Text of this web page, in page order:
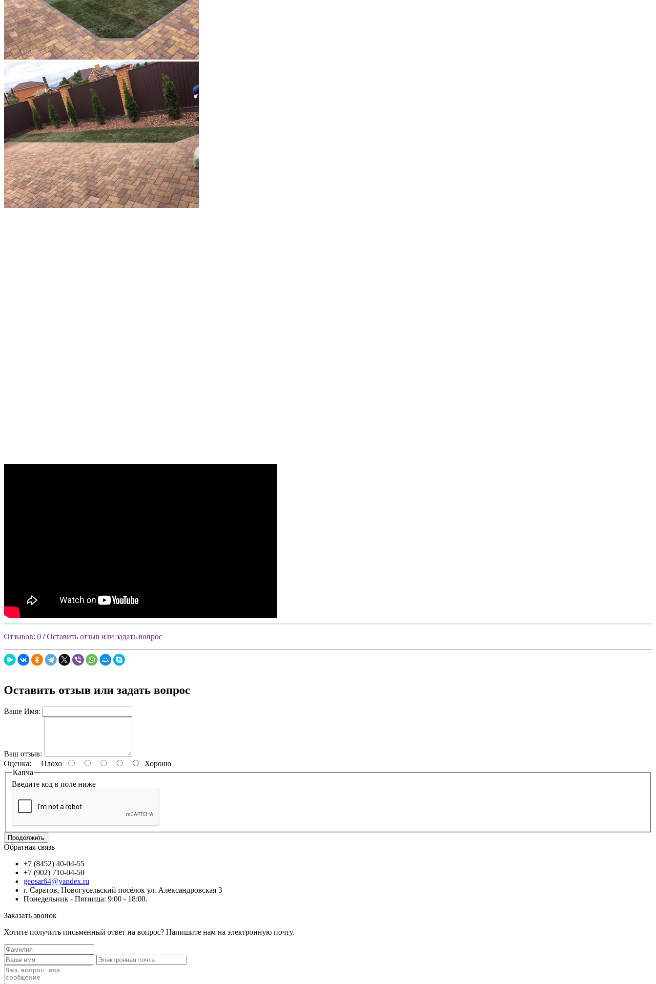
Отзывов: 0 /Оставить отзыв или задать вопрос
Оставить отзыв или задать вопрос
Ваше Имя:
Ваш отзыв:
Оценка: Плохо
Хорошо
Капча
Введите код в поле ниже
Продолжить
Обратная связь
+7 (8452) 40-04-55
+7 (902) 710-04-50
geosar64@yandex.ru
г. Саратов, Новогусельский посёлок ул. Александровская 3
Понедельник - Пятница: 9:00 - 18:00.
Заказать звонок
Хотите получить письменный ответ на вопрос? Напишите нам на электронную почту.